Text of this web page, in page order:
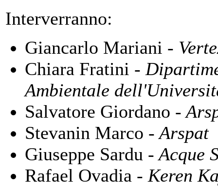
Interverranno:
Giancarlo Mariani -
Chiara Fratini -
Ambientale
Salvatore Giordano -
Stevanin Marco - Arspat
Giuseppe Sardu - Acque
Rafael Ovadia - Keren